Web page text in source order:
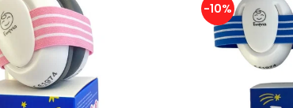
-10%